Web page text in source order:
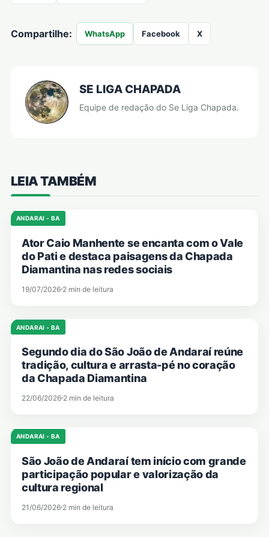
Compartilhe: WhatsApp Facebook X
SE LIGA CHAPADA
Equipe de redação do Se Liga Chapada.
LEIA TAMBÉM
ANDARAI - BA
Ator Caio Manhente se encanta com o Vale
do Pati e destaca paisagens da Chapada
Diamantina nas redes sociais
19/07/2026 2 min de leitura
ANDARAI - BA
Segundo dia do São João de Andaraí reúne
tradição, cultura e arrasta-pé no coração
da Chapada Diamantina
22/06/2026 2 min de leitura
ANDARAI - BA
São João de Andaraí tem início com grande
participação popular e valorização da
cultura regional
21/06/2026 2 min de leitura